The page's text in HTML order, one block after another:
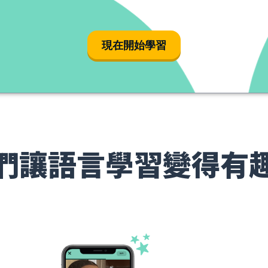
現在開始學習
讓語言學習變得有